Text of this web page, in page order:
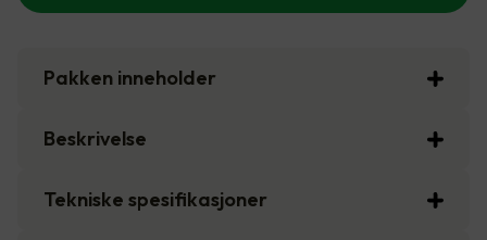
Pakken inneholder
Beskrivelse
Tekniske spesifikasjoner